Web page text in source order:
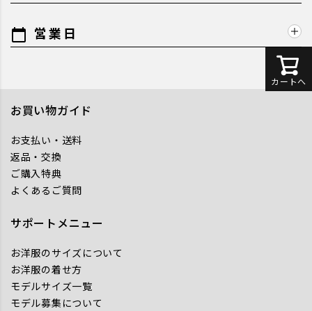
カートへ
calendar_today 営業日
お買い物ガイド
お支払い・送料
返品・交換
ご購入特典
よくあるご質問
サポートメニュー
お洋服のサイズについて
お洋服の着せ方
モデルサイズ一覧
モデル募集について